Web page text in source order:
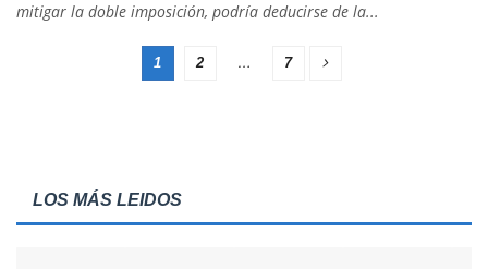
mitigar la doble imposición, podría deducirse de la...
1 2 … 7
LOS MÁS LEIDOS